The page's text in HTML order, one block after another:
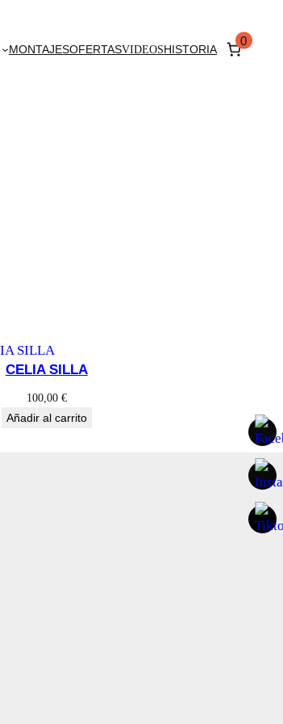
MONTAJESOFERTASVIDEOSHISTORIA
0
CELIA SILLA
100,00 €
Añadir al carrito